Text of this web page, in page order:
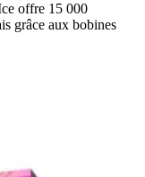
offre 15 000
grâce aux bobines